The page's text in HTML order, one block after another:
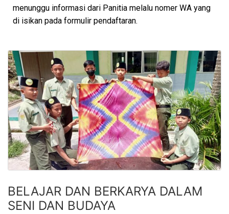
menunggu informasi dari Panitia melalu nomer WA yang
di isikan pada formulir pendaftaran.
BELAJAR DAN BERKARYA DALAM
SENI DAN BUDAYA